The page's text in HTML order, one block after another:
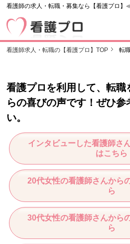
看護師の求人・転職・募集なら【看護プロ
看護師求人・転職の【看護プロ】TOP 転
看護プロを利用して、転
らの喜びの声です！ぜひ参
い。
インタビューした看護師さ
はこちら
20代女性の看護師さんから
ら
30代女性の看護師さんから
ら